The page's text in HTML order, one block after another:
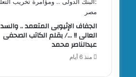
الجفاف الإثيوبى المتعمد .. والسد
العالى !! …/ بقلم الكاتب الصحفى
عبدالناصر محمد
منذ 6 أيام